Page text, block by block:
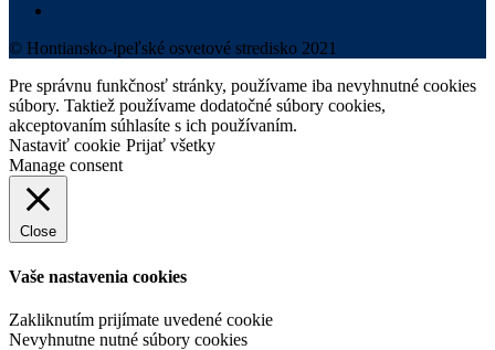
© Hontiansko-ipeľské osvetové stredisko 2021
Pre správnu funkčnosť stránky, používame iba nevyhnutné cookies
súbory. Taktiež používame dodatočné súbory cookies,
akceptovaním súhlasíte s ich používaním.
Nastaviť cookie Prijať všetky
Manage consent
Close
Vaše nastavenia cookies
Zakliknutím prijímate uvedené cookie
Nevyhnutne nutné súbory cookies